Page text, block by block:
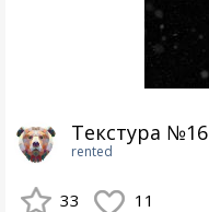
Текстура №16
rented
33 11